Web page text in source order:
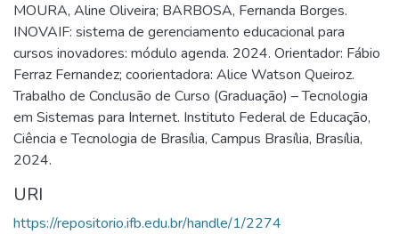
MOURA, Aline Oliveira; BARBOSA, Fernanda Borges.
INOVAIF: sistema de gerenciamento educacional para
cursos inovadores: módulo agenda. 2024. Orientador: Fábio
Ferraz Fernandez; coorientadora: Alice Watson Queiroz.
Trabalho de Conclusão de Curso (Graduação) – Tecnologia
em Sistemas para Internet. Instituto Federal de Educação,
Ciência e Tecnologia de Brasília, Campus Brasília, Brasília,
2024.
URI
https://repositorio.ifb.edu.br/handle/1/2274